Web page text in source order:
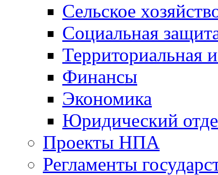
Сельское
Социальная
Территориальная
Финансы
Экономика
Юридический
Проекты НПА
Регламенты